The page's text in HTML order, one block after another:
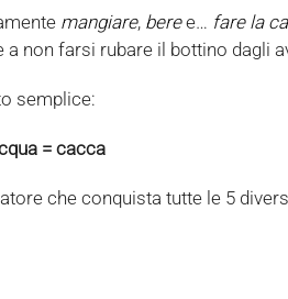
mangiare, beree… fare la
a non farsi rubare il bottino dagli
semplice:
= cacca
che conquista tutte le 5